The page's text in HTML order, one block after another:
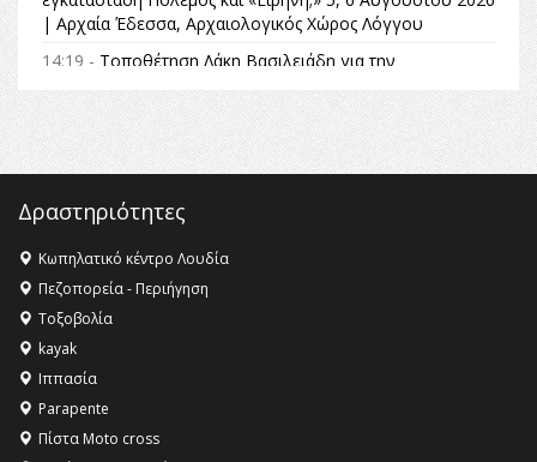
| Αρχαία Έδεσσα, Αρχαιολογικός Χώρος Λόγγου
14:19 - Τοποθέτηση Λάκη Βασιλειάδη για την
Αναθεώρηση του Συντάγματος: «Σε τέτοιες κορυφαίες
θεσμικές διαδικασίες υπάρχει μόνο η ευθύνη απέναντι
στις επόμενες γενιές»
16:35 -Το πρόγραμμα του ΠΑΟΚ στον δεύτερο γύρο του
16:27 - Όλυμπος: Εντάχθηκε στον Κατάλογο Παγκόσμιας
Κληρονομιάς της UNESCO – Ομόφωνη η απόφαση Ο
Όλυμπος αναγνωρίστηκε ως φυσικό και πολιτιστικό
αγαθό εξέχουσας οικουμενικής αξίας για την
ανθρωπότητα
16:18 -
ΣΤΗΝ ΕΔΕΣΣΑ
Δραστηριότητες
Κωπηλατικό κέντρο Λουδία
Πεζοπορεία - Περιήγηση
Τοξοβολία
kayak
Ιππασία
Parapente
Πίστα Moto cross